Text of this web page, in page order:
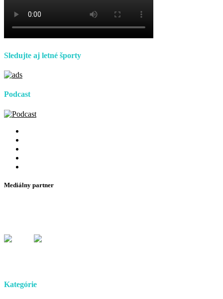
Sledujte aj letné športy
Podcast
Mediálny partner
Kategórie